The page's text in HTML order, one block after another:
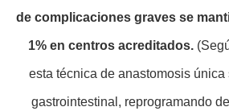
de complicaciones graves se
1% en centros acreditados.
esta técnica de anastomosis
gastrointestinal, reprogramando